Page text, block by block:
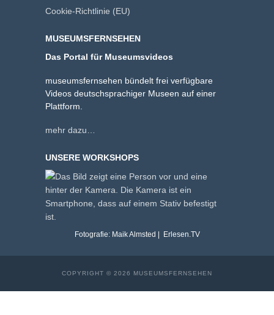
Cookie-Richtlinie (EU)
MUSEUMSFERNSEHEN
Das Portal für Museumsvideos
museumsfernsehen bündelt frei verfügbare
Videos deutschsprachiger Museen auf einer
Plattform.
mehr dazu…
UNSERE WORKSHOPS
Fotografie: Maik Almsted | Erlesen.TV
COPYRIGHT © 2026 MUSEUMSFERNSEHEN